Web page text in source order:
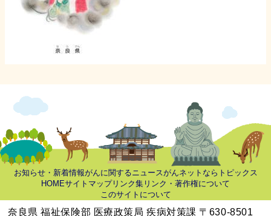
お知らせ・新着情報がんに関するニュースがんネットならトピックス
HOMEサイトマップリンク集 リンク・著作権について
このサイトについて
奈良県 福祉保険部 医療政策局 疾病対策課 〒630-8501